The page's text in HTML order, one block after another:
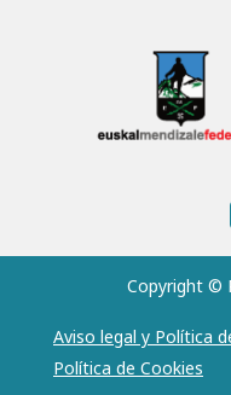
Copyright ©
Aviso legal y Política
Política de Cookies